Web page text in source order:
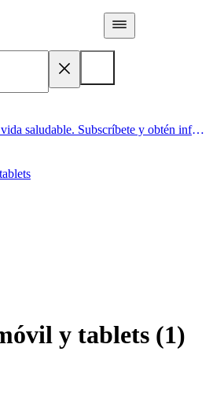
Acá comienza un estilo de vida saludable. Subscríbete y obtén información de primera mano
y tablets (1)